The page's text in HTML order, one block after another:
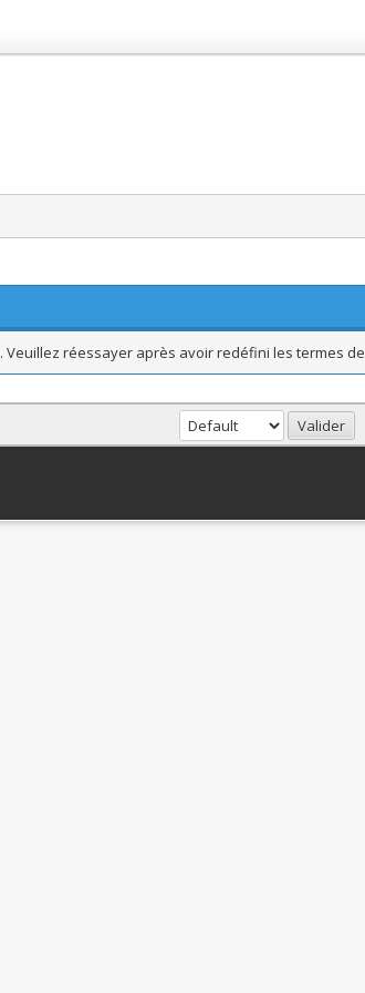
réessayer après avoir redéfini les termes
(Archivé) Syndication RSS